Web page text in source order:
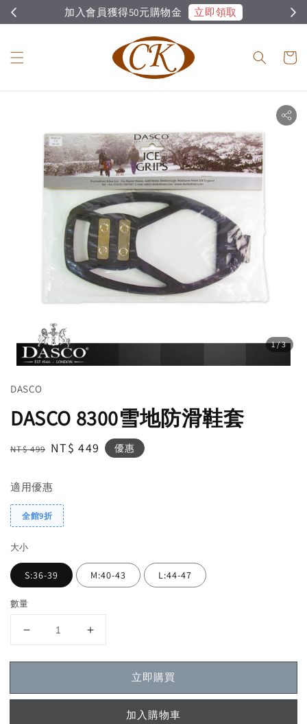
加入會員獲得50元購物金 立即領取
1/3
DASCO
DASCO 8300雪地防滑鞋套
Regular
NT$ 499 Sale
NT$ 449 優惠
適用優惠
全館9折
大小
S:36-39 M:40-43 L:44-47
數量
立即購買
加入購物車